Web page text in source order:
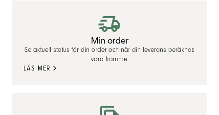
Min order
Se aktuell status för din order och när din leverans beräknas
vara framme.
LÄS MER